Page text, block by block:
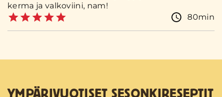
kerma ja valkoviini, nam!
80min